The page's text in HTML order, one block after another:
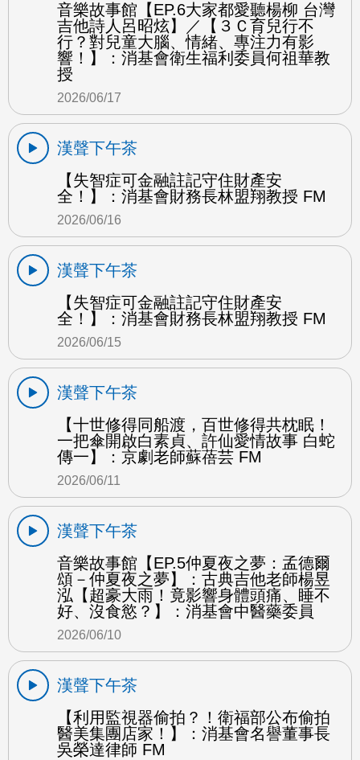
音樂故事館【EP.6大家都愛聽楊柳 台灣
吉他詩人呂昭炫】／【３Ｃ育兒行不
行？對兒童大腦、情緒、專注力有影
響！】：消基會衛生福利委員何祖華教
授
2026/06/17
漢聲下午茶
【失智症可金融註記守住財產安
全！】：消基會財務長林盟翔教授 FM
2026/06/16
漢聲下午茶
【失智症可金融註記守住財產安
全！】：消基會財務長林盟翔教授 FM
2026/06/15
漢聲下午茶
【十世修得同船渡，百世修得共枕眠！
一把傘開啟白素貞、許仙愛情故事 白蛇
傳一】：京劇老師蘇蓓芸 FM
2026/06/11
漢聲下午茶
音樂故事館【EP.5仲夏夜之夢：孟德爾
頌－仲夏夜之夢】：古典吉他老師楊昱
泓【超豪大雨！竟影響身體頭痛、睡不
好、沒食慾？】：消基會中醫藥委員
2026/06/10
漢聲下午茶
【利用監視器偷拍？！衛福部公布偷拍
醫美集團店家！】：消基會名譽董事長
吳榮達律師 FM